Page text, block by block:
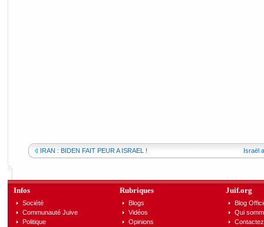
IRAN : BIDEN FAIT PEUR A ISRAEL ! Israël
Infos
Société
Communauté Juive
Politique
Rubriques
Blogs
Vidéos
Opinions
Juif.org
Blog
Qui